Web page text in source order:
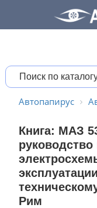
Автопапирус
Книга: МАЗ
Рим